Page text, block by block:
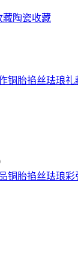
藏陶瓷收藏
铜胎掐丝珐琅礼
铜胎掐丝珐琅彩